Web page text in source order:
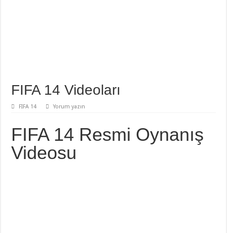
FIFA 14 Videoları
FIFA 14 Yorum yazın
FIFA 14 Resmi Oynanış
Videosu